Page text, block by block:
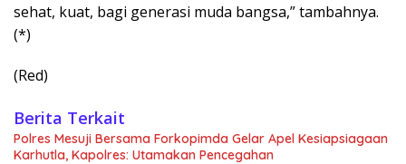
sehat, kuat, bagi generasi muda bangsa,” tambahnya.
(*)
(Red)
Berita Terkait
Polres Mesuji Bersama Forkopimda Gelar Apel Kesiapsiagaan
Karhutla, Kapolres: Utamakan Pencegahan